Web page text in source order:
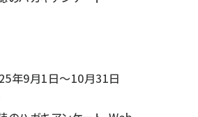
年9月1日～10月31日